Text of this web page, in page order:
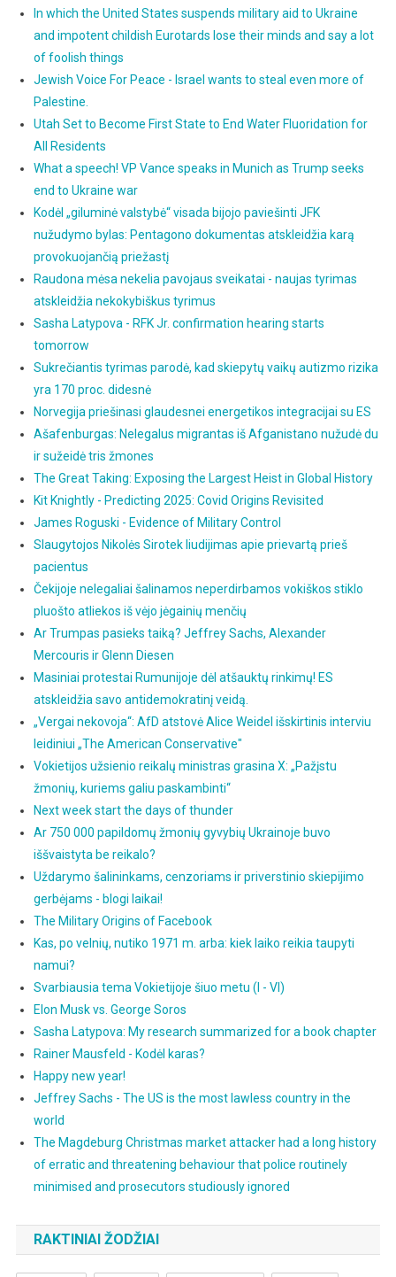
In which the United States suspends military aid to Ukraine
and impotent childish Eurotards lose their minds and say a lot
of foolish things
Jewish Voice For Peace - Israel wants to steal even more of
Palestine.
Utah Set to Become First State to End Water Fluoridation for
All Residents
What a speech! VP Vance speaks in Munich as Trump seeks
end to Ukraine war
Kodėl „giluminė valstybė“ visada bijojo paviešinti JFK
nužudymo bylas: Pentagono dokumentas atskleidžia karą
provokuojančią priežastį
Raudona mėsa nekelia pavojaus sveikatai - naujas tyrimas
atskleidžia nekokybiškus tyrimus
Sasha Latypova - RFK Jr. confirmation hearing starts
tomorrow
Sukrečiantis tyrimas parodė, kad skiepytų vaikų autizmo rizika
yra 170 proc. didesnė
Norvegija priešinasi glaudesnei energetikos integracijai su ES
Ašafenburgas: Nelegalus migrantas iš Afganistano nužudė du
ir sužeidė tris žmones
The Great Taking: Exposing the Largest Heist in Global History
Kit Knightly - Predicting 2025: Covid Origins Revisited
James Roguski - Evidence of Military Control
Slaugytojos Nikolės Sirotek liudijimas apie prievartą prieš
pacientus
Čekijoje nelegaliai šalinamos neperdirbamos vokiškos stiklo
pluošto atliekos iš vėjo jėgainių menčių
Ar Trumpas pasieks taiką? Jeffrey Sachs, Alexander
Mercouris ir Glenn Diesen
Masiniai protestai Rumunijoje dėl atšauktų rinkimų! ES
atskleidžia savo antidemokratinį veidą.
„Vergai nekovoja“: AfD atstovė Alice Weidel išskirtinis interviu
leidiniui „The American Conservative"
Vokietijos užsienio reikalų ministras grasina X: „Pažįstu
žmonių, kuriems galiu paskambinti“
Next week start the days of thunder
Ar 750 000 papildomų žmonių gyvybių Ukrainoje buvo
iššvaistyta be reikalo?
Uždarymo šalininkams, cenzoriams ir priverstinio skiepijimo
gerbėjams - blogi laikai!
The Military Origins of Facebook
Kas, po velnių, nutiko 1971 m. arba: kiek laiko reikia taupyti
namui?
Svarbiausia tema Vokietijoje šiuo metu (I - VI)
Elon Musk vs. George Soros
Sasha Latypova: My research summarized for a book chapter
Rainer Mausfeld - Kodėl karas?
Happy new year!
Jeffrey Sachs - The US is the most lawless country in the
world
The Magdeburg Christmas market attacker had a long history
of erratic and threatening behaviour that police routinely
minimised and prosecutors studiously ignored
RAKTINIAI ŽODŽIAI